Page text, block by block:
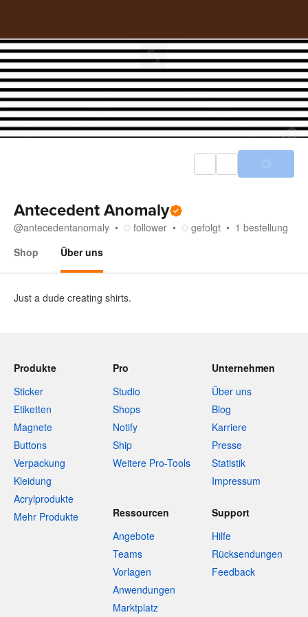
Antecedent Anomaly
@antecedentanomaly follower gefolgt 1 bestellung
Shop
Über uns
Just a dude creating shirts.
Produkte
Sticker
Etiketten
Magnete
Buttons
Verpackung
Kleidung
Acrylprodukte
Mehr Produkte
Pro
Studio
Shops
Notify
Ship
Weitere Pro-Tools
Unternehmen
Über uns
Blog
Karriere
Presse
Statistik
Impressum
Ressourcen
Angebote
Teams
Vorlagen
Anwendungen
Marktplatz
Support
Hilfe
Rücksendungen
Feedback